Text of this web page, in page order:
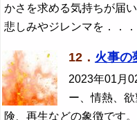
かさを求める気持ちが届
悲しみやジレンマを．．．
12． 火事の
2023年01月
ー、情熱、
険、再生などの象徴です